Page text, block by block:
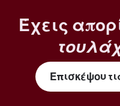
Έχεις
Επισκέψου